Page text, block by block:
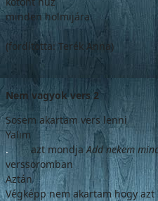
minden holmijára
(fordította: Terék Anna)
Nem vagyok vers 2
Sosem akartam vers
Yalım
. azt mondjaAdd nekem
verssoromban
Aztán
Végképp nem akartam hogy